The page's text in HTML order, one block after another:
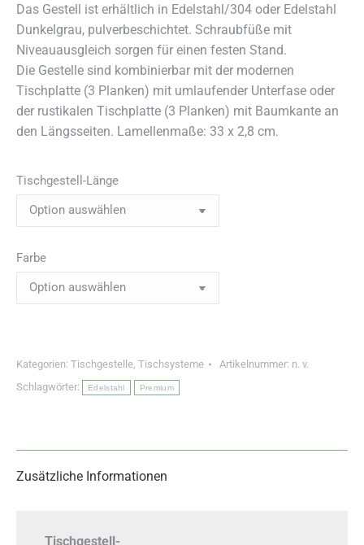
Das Gestell ist erhältlich in Edelstahl/304 oder Edelstahl
Dunkelgrau, pulverbeschichtet. Schraubfüße mit
Niveauausgleich sorgen für einen festen Stand.
Die Gestelle sind kombinierbar mit der modernen
Tischplatte (3 Planken) mit umlaufender Unterfase oder
der rustikalen Tischplatte (3 Planken) mit Baumkante an
den Längsseiten. Lamellenmaße: 33 x 2,8 cm.
Tischgestell-Länge
Farbe
Kategorien: Tischgestelle Tischsysteme Artikelnummer: n. v.
Schlagwörter:
Edelstahl Premium
Zusätzliche Informationen
Tischgestell-